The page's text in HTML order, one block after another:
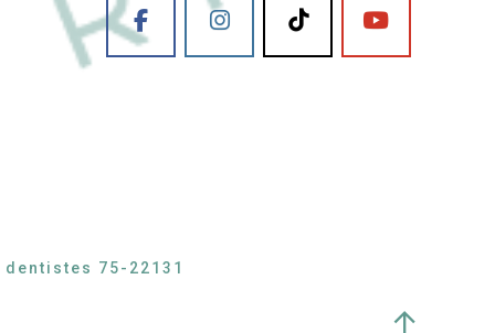
75-22131
↑